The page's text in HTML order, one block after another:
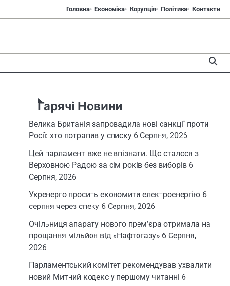
Головна Економіка Корупція Політика Контакти
Гарячі Новини
Велика Британія запровадила нові санкції проти
Росії: хто потрапив у списку 6 Серпня, 2026
Цей парламент вже не впізнати. Що сталося з
Верховною Радою за сім років без виборів 6
Серпня, 2026
Укренерго просить економити електроенергію 6
серпня через спеку 6 Серпня, 2026
Очільниця апарату нового прем’єра отримала на
прощання мільйон від «Нафтогазу» 6 Серпня,
2026
Парламентський комітет рекомендував ухвалити
новий Митний кодекс у першому читанні 6